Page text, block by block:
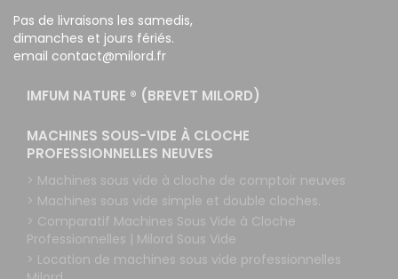
Pas de livraisons les samedis,
dimanches et jours fériés.
email contact@milord.fr
IMFUM NATURE ® (BREVET MILORD)
MACHINES SOUS-VIDE À CLOCHE
PROFESSIONNELLES NEUVES
> Machines sous vide à cloche de comptoir neuves
> Machines sous vide simple et double cloches.
> Comparatif Machines Sous Vide à Cloche
Professionnelles | Milord Sous Vide
> Location de machines sous vide professionnelles